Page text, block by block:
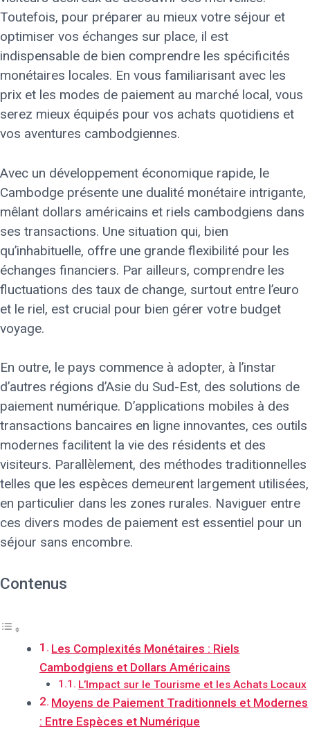
Toutefois, pour préparer au mieux votre séjour et
optimiser vos échanges sur place, il est
indispensable de bien comprendre les spécificités
monétaires locales. En vous familiarisant avec les
prix et les modes de paiement au marché local, vous
serez mieux équipés pour vos achats quotidiens et
vos aventures cambodgiennes.
Avec un développement économique rapide, le
Cambodge présente une dualité monétaire intrigante,
mêlant dollars américains et riels cambodgiens dans
ses transactions. Une situation qui, bien
qu’inhabituelle, offre une grande flexibilité pour les
échanges financiers. Par ailleurs, comprendre les
fluctuations des taux de change, surtout entre l’euro
et le riel, est crucial pour bien gérer votre budget
voyage.
En outre, le pays commence à adopter, à l’instar
d’autres régions d’Asie du Sud-Est, des solutions de
paiement numérique. D’applications mobiles à des
transactions bancaires en ligne innovantes, ces outils
modernes facilitent la vie des résidents et des
visiteurs. Parallèlement, des méthodes traditionnelles
telles que les espèces demeurent largement utilisées,
en particulier dans les zones rurales. Naviguer entre
ces divers modes de paiement est essentiel pour un
séjour sans encombre.
Contenus
Les Complexités Monétaires : Riels
Cambodgiens et Dollars Américains
L’Impact sur le Tourisme et les Achats Locaux
Moyens de Paiement Traditionnels et Modernes
: Entre Espèces et Numérique